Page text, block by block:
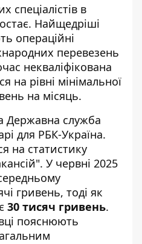
спеціалістів в
Найщедріші
операційні
перевезень
некваліфікована
на рівні мінімальної
на місяць.
Державна служба
для РБК-Україна.
на статистику
У червні 2025
гривень, тоді як
30 тисяч гривень.
пояснюють